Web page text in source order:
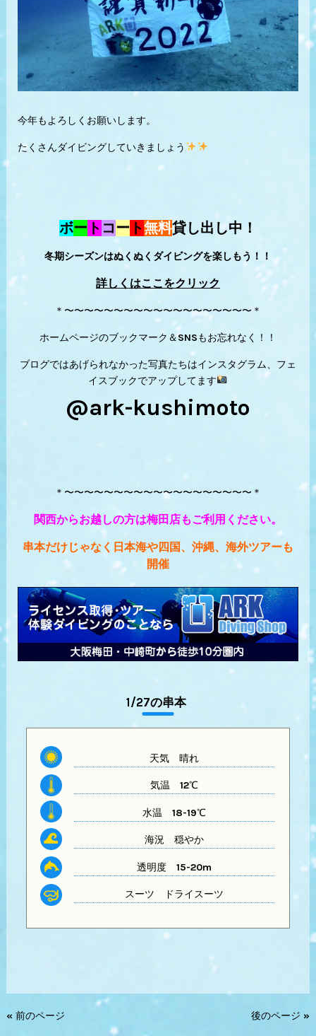
今年もよろしくお願いします。
たくさんダイビングしていきましょう
ボー ト コー ト無料貸し出し中！
冬期シーズンはぬくぬくダイビングを楽しもう！！
詳しくはここをクリック
＊〜〜〜〜〜〜〜〜〜〜〜〜〜〜〜〜〜〜〜＊
ホームページのブックマーク＆SNSもお忘れなく！！
ブログではあげられなかった写真たちはインスタグラム、フェ
イスブックでアップしてます
@ark-kushimoto
＊〜〜〜〜〜〜〜〜〜〜〜〜〜〜〜〜〜〜〜＊
関西からお越しの方は梅田店もご利用ください。
串本だけじゃなく日本海や四国、沖縄、海外ツアーも
開催
1/27の串本
天気晴れ
気温 12℃
水温 18-19℃
海況 穏やか
透明度15-20m
スーツ ドライスーツ
« 前のページ 後のページ »